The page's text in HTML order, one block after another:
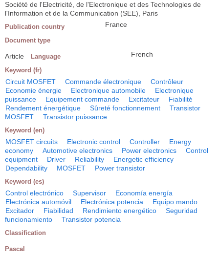
Société de l'Electricité, de l'Electronique et des Technologies de
l'Information et de la Communication (SEE), Paris
Publication country France
Document type
Article Language French
Keyword (fr)
Circuit MOSFET Commande électronique
Contrôleur
Economie énergie
Electronique automobile
Electronique
puissance
Equipement commande Excitateur
Fiabilité
Rendement énergétique
Sûreté fonctionnement
Transistor
MOSFET
Transistor puissance
Keyword (en)
MOSFET circuits Electronic control Controller
Energy
economy
Automotive electronics Power electronics
Control
equipment
Driver Reliability
Energetic efficiency
Dependability
MOSFET Power transistor
Keyword (es)
Control electrónico Supervisor
Economía energía
Electrónica automóvil
Electrónica potencia
Equipo mando
Excitador
Fiabilidad Rendimiento energético
Seguridad
funcionamiento
Transistor potencia
Classification
Pascal